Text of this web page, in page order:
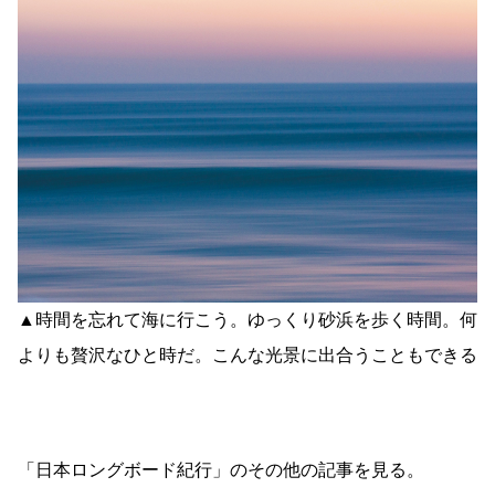
▲時間を忘れて海に行こう。ゆっくり砂浜を歩く時間。何
よりも贅沢なひと時だ。こんな光景に出合うこともできる
「日本ロングボード紀行」のその他の記事を見る。